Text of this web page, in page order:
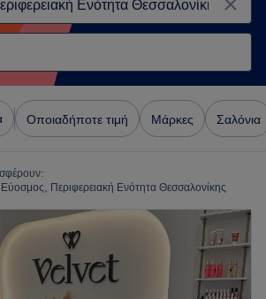
Οποιαδήποτε τιμή Μάρκες Σαλόνια
Εύοσμος, Περιφερειακή Ενότητα Θεσσαλονίκης